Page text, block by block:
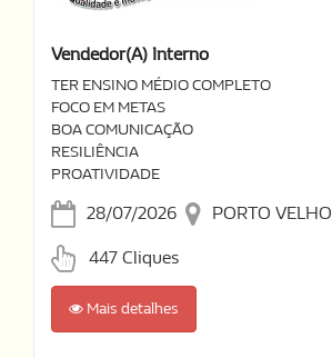
Vendedor(a) Interno
TER ENSINO MÉDIO COMPLETO
FOCO EM METAS
BOA COMUNICAÇÃO
RESILIÊNCIA
PROATIVIDADE
28/07/2026 PORTO VELHO
447 Cliques
Mais detalhes